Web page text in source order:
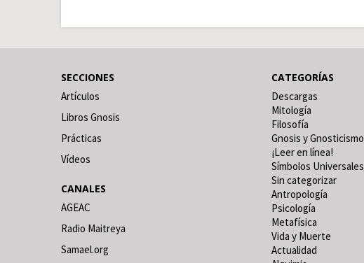
SECCIONES
Artículos
Libros Gnosis
Prácticas
Vídeos
CANALES
AGEAC
Radio Maitreya
Samael.org
CATEGORÍAS
Descargas
Mitología
Filosofía
Gnosis y Gnosticismo
¡Leer en línea!
Símbolos Universales
Sin categorizar
Antropología
Psicología
Metafísica
Vida y Muerte
Actualidad